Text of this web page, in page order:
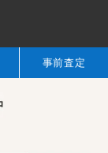
事前査定